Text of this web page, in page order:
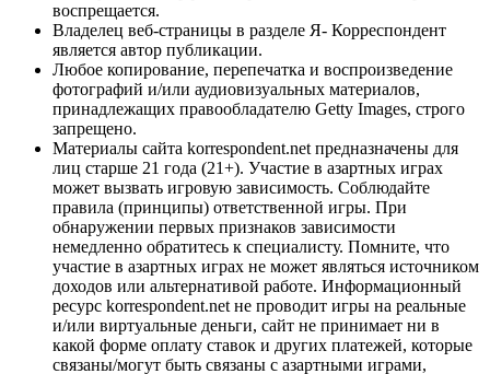
воспрещается.
Владелец веб-страницы в разделе Я- Корреспондент
является автор публикации.
Любое копирование, перепечатка и воспроизведение
фотографий и/или аудиовизуальных материалов,
принадлежащих правообладателю Getty Images, строго
запрещено.
Материалы сайта korrespondent.net предназначены для
лиц старше 21 года (21+). Участие в азартных играх
может вызвать игровую зависимость. Соблюдайте
правила (принципы) ответственной игры. При
обнаружении первых признаков зависимости
немедленно обратитесь к специалисту. Помните, что
участие в азартных играх не может являться источником
доходов или альтернативой работе. Информационный
ресурс korrespondent.net не проводит игры на реальные
и/или виртуальные деньги, сайт не принимает ни в
какой форме оплату ставок и других платежей, которые
связаны/могут быть связаны с азартными играми,